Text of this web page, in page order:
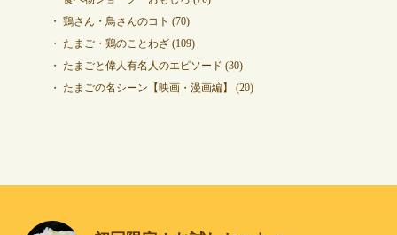
鶏さん・鳥さんのコト (70)
たまご・鶏のことわざ(109)
たまごと偉人有名人のエピソード (30)
たまごの名シーン【映画・漫画編】
(20)